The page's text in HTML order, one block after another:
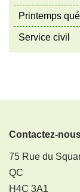
Printemps
Service civil
Contactez-
75 Rue du
QC
H4C 3A1